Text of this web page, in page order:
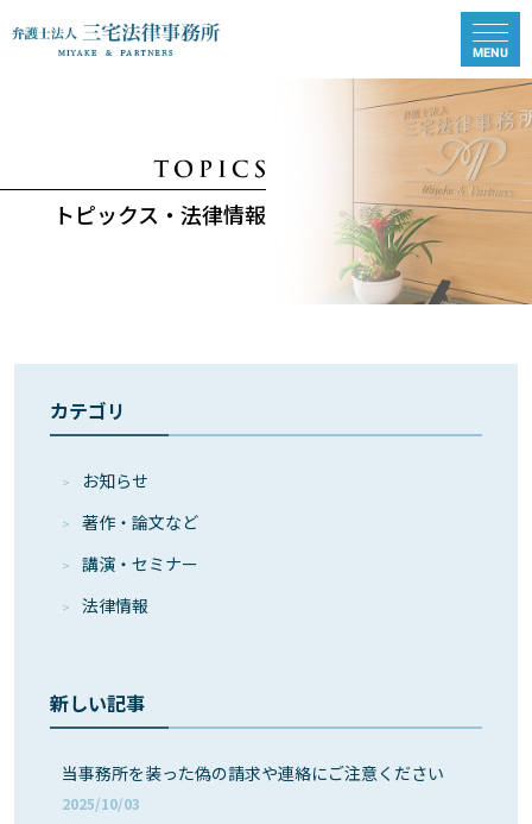
トピックス・法律情報
カテゴリ
お知らせ
著作・論⽂など
講演・セミナー
法律情報
新しい記事
当事務所を装った偽の請求や連絡にご注意ください
2025/10/03